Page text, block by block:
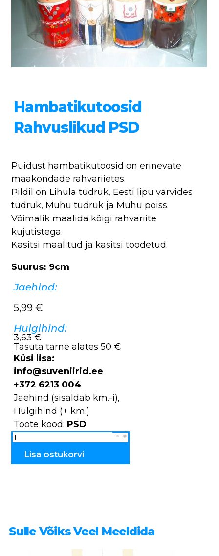
Hambatikutoosid
Rahvuslikud PSD
Puidust hambatikutoosid on erinevate
maakondade rahvariietes.
Pildil on Lihula tüdruk, Eesti lipu värvides
tüdruk, Muhu tüdruk ja Muhu poiss.
Võimalik maalida kõigi rahvariite
kujutistega.
Käsitsi maalitud ja käsitsi toodetud.
Suurus: 9cm
Jaehind:
5,99 €
Hulgihind:
3,63 €
Tasuta tarne alates 50 €
Küsi lisa:
info@suveniirid.ee
+372 6213 004
Jaehind (sisaldab km.-i),
Hulgihind (+ km.)
Toote kood: PSD
Hambatikutoosid
Rahvuslikud
PSD
Lisa ostukorvi
Sulle Võiks Veel Meeldida